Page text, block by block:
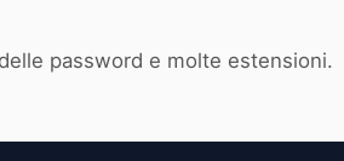
password e molte estensioni.